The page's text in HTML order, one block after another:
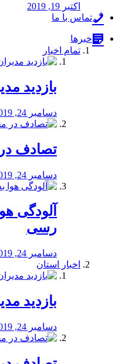
اکتبر 19, 2019
تماس با ما
خبرها
تمام اخبار
بازدید
دسامبر 24, 2019
تصادف
دسامبر 24, 2019
آلودگی
رسی
دسامبر 24, 2019
اخبار استان
بازدید
دسامبر 24, 2019